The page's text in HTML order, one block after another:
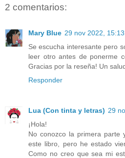
2 comentarios:
Mary Blue 29 nov 2022,
Se escucha interesante pero
leer otro antes de ponerme
Gracias por la reseña! Un
Responder
Lua (Con tinta y letras) 29
¡Hola!
No conozco la primera parte
este libro, pero he estado
Como no creo que sea mi